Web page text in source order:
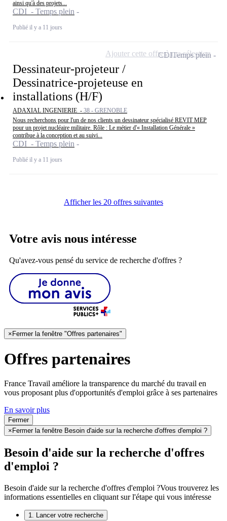
ainsi qu'à des projets...
CDI - Temps plein
Publié il y a 11 jours
Dessinateur-projeteur /
Dessinatrice-projeteuse en
installations (H/F)
ADAXIAL INGENIERIE - 38 - GRENOBLE
Nous recherchons pour l'un de nos clients un dessinateur spécialisé REVIT MEP
pour un projet nucléaire militaire. Rôle : Le métier d'« Installation Générale »
contribue à la conception et au suivi...
CDI - Temps plein
Publié il y a 11 jours
CDITemps plein
Ajouter cette offre à ma sélection
Afficher les 20 offres suivantes
Votre avis nous intéresse
Qu'avez-vous pensé du service de recherche d'offres ?
×Fermer la fenêtre "Offres partenaires"
Offres partenaires
France Travail améliore la transparence du marché du travail en
vous proposant plus d'opportunités d'emploi grâce à ses partenaires
En savoir plus
Fermer
× Fermer la fenêtre Besoin d'aide sur la recherche d'offres d'emploi ?
Besoin d'aide sur la recherche d'offres
d'emploi ?
Besoin d'aide sur la recherche d'offres d'emploi ?Vous trouverez les
informations essentielles en cliquant sur l'étape qui vous intéresse
1. Lancer votre recherche